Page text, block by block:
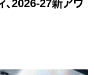
、2026-27新アウ